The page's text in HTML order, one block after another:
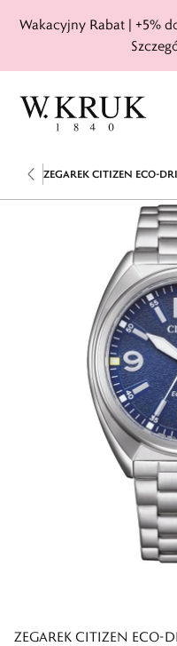
Wakacyjny Rabat | +5%
ZEGAREK CITIZEN ECO-
ZEGAREK CITIZEN ECO-